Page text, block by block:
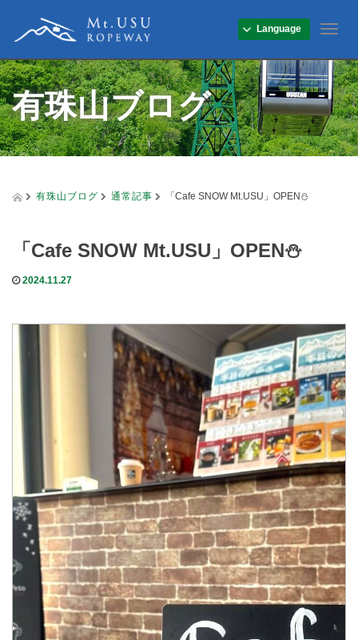
T
g
g
e
n
a
v
Language
有珠山ブログ
有珠山ブログ 通常記事 「Cafe SNOW Mt.USU」OPEN⛄
「Cafe SNOW Mt.USU」OPEN⛄
2024.11.27